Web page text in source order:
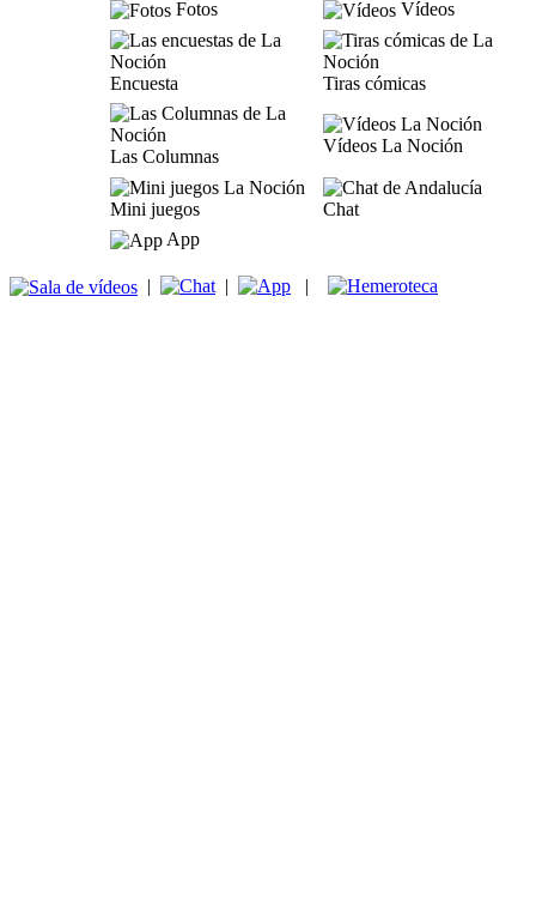
Fotos
Vídeos
Encuesta Tiras cómicas
Las Columnas
Vídeos La Noción
Mini juegos
Chat
App
| | |